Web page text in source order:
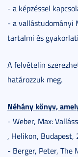
- a képzéssel
- a vallástudományi
tartalmi és
A felvételin
határozzuk meg.
Néhány könyv,
- Weber, Max:
, Helikon, Budapest,
- Berger, Peter, The